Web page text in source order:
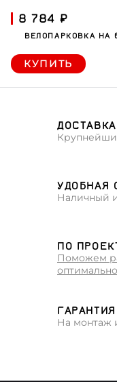
8 784 ₽
ВЕЛОПАРКОВКА НА
КУПИТЬ
УДОБНАЯ
Наличный
ПО
Поможем
На монтаж